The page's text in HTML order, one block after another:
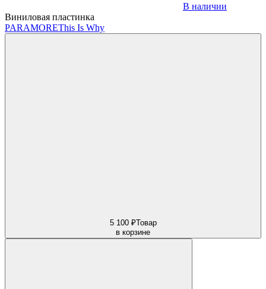
В наличии
Виниловая пластинка
PARAMOREThis Is Why
5 100 ₽Товар
в корзине